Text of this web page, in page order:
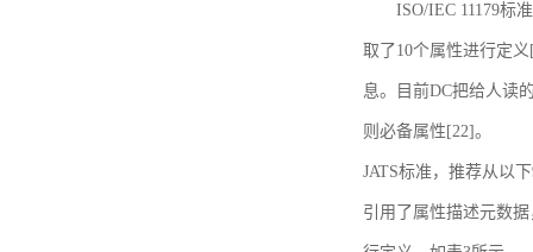
ISO/IEC 11179标
取了10个属性进行定
息。目前DC把给人读
则必备属性[22]。
JATS标准，推荐从以
引用了属性描述元数